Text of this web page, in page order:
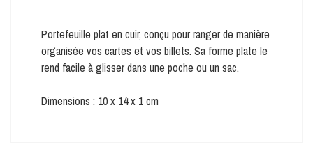
Portefeuille plat en cuir, conçu pour ranger de manière
organisée vos cartes et vos billets. Sa forme plate le
rend facile à glisser dans une poche ou un sac.
Dimensions : 10 x 14 x 1 cm